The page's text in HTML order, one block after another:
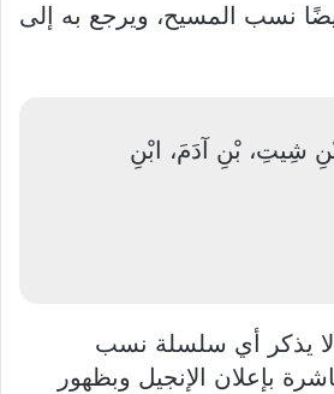
نسب المسيح، ويرجع به إلى
شِيتِ، بْنِ آدَمَ، ابْنِ
يذكر أي سلسلة نسب
بإعلان الإنجيل وبظهور